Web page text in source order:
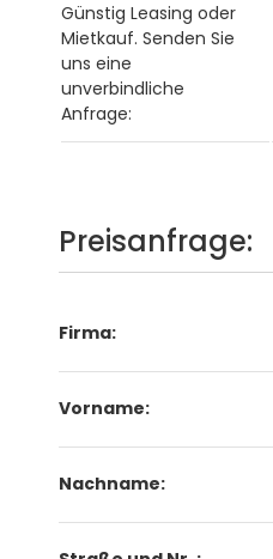
Günstig Leasing oder
Mietkauf. Senden Sie
uns eine
unverbindliche
Anfrage:
Preisanfrage:
Firma:
Vorname:
Nachname: